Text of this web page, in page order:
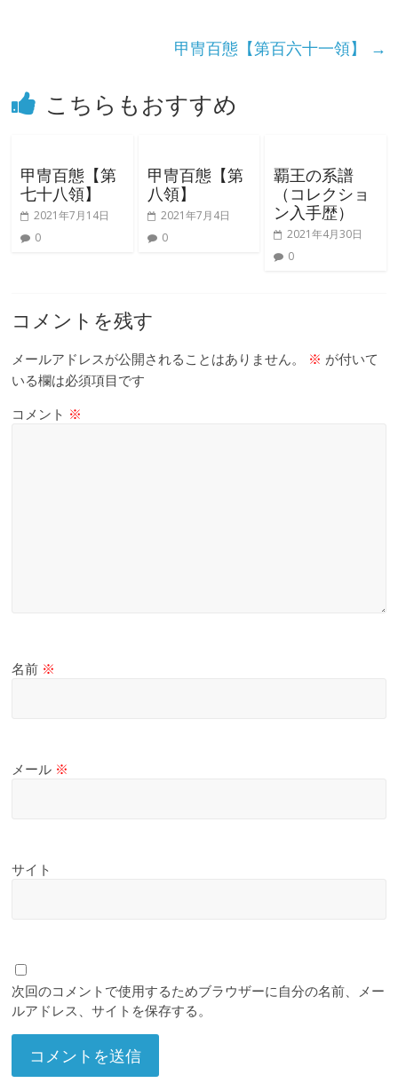
す
る
研
究
サ
イ
甲冑百態【第百六十一領】 →
こちらもおすすめ
甲冑百態【第
七十八領】
2021年7月14日
0
甲冑百態【第
八領】
2021年7月4日
0
覇王の系譜
（コレクショ
ン入手歴）
2021年4月30日
0
コメントを残す
メールアドレスが公開されることはありません。 ※ が付いて
いる欄は必須項目です
コメント ※
名前 ※
メール ※
サイト
次回のコメントで使用するためブラウザーに自分の名前、メー
ルアドレス、サイトを保存する。